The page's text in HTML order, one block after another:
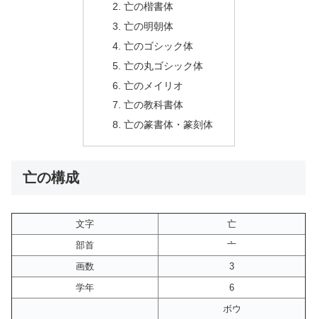
亡の楷書体
亡の明朝体
亡のゴシック体
亡の丸ゴシック体
亡のメイリオ
亡の教科書体
亡の篆書体・篆刻体
亡の構成
文字
亡
部首
亠
画数
3
学年
6
ボウ